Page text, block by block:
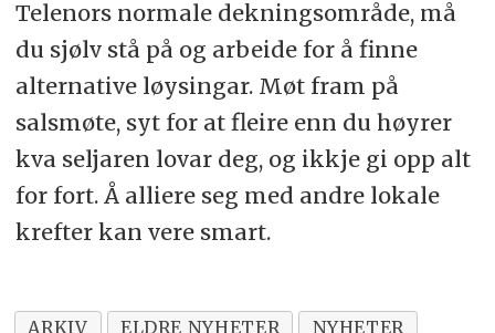
Telenors normale dekningsområde, må
du sjølv stå på og arbeide for å finne
alternative løysingar. Møt fram på
salsmøte, syt for at fleire enn du høyrer
kva seljaren lovar deg, og ikkje gi opp alt
for fort. Å alliere seg med andre lokale
krefter kan vere smart.
ARKIV ELDRE NYHETER
NYHETER